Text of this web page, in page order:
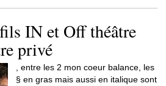
IN et Off théâtre
privé
, entre les 2 mon coeur balance, les
§ en gras mais aussi en italique sont